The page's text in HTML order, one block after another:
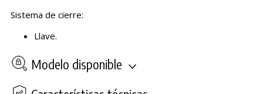
Sistema de cierre:
Llave.
Modelo disponible